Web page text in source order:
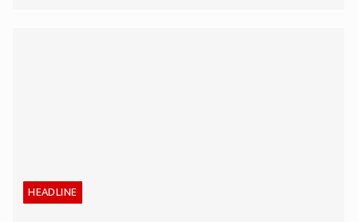
HEADLINE